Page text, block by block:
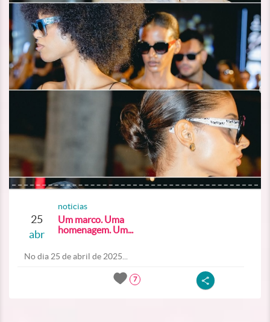
25
abr
noticias
Um marco. Uma
homenagem. Um...
No dia 25 de abril de 2025...
7